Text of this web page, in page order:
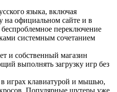
языка, включая
на официальном сайте и в
переключение
системным сочетанием
и собственный магазин
выполнять загрузку игр без
играх клавиатурой и мышью,